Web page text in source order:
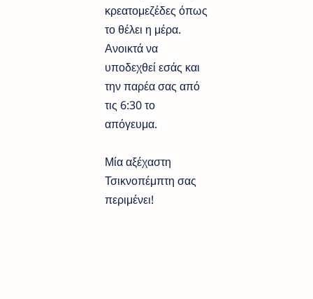
κρεατομεζέδες όπως
το θέλει η μέρα.
Ανοικτά να
υποδεχθεί εσάς και
την παρέα σας από
τις 6:30 το
απόγευμα.
Μία αξέχαστη
Τσικνοπέμπτη σας
περιμένει!